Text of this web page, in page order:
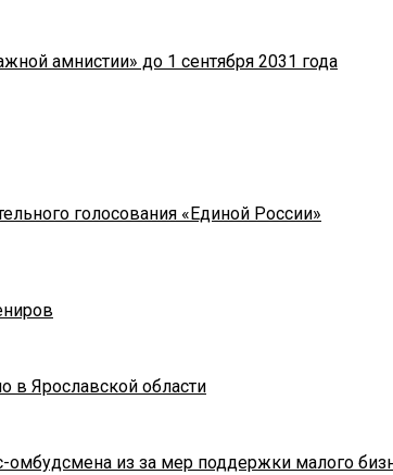
амнистии» до 1 сентября 2031 года
голосования «Единой России»
в Ярославской области
омбудсмена из за мер поддержки малого